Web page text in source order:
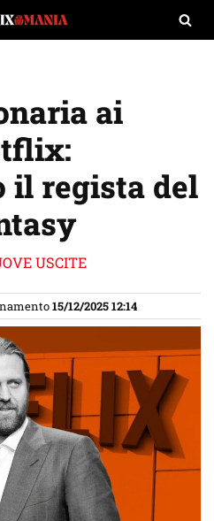
ai
il regista del
USCITE
15/12/2025 12:14